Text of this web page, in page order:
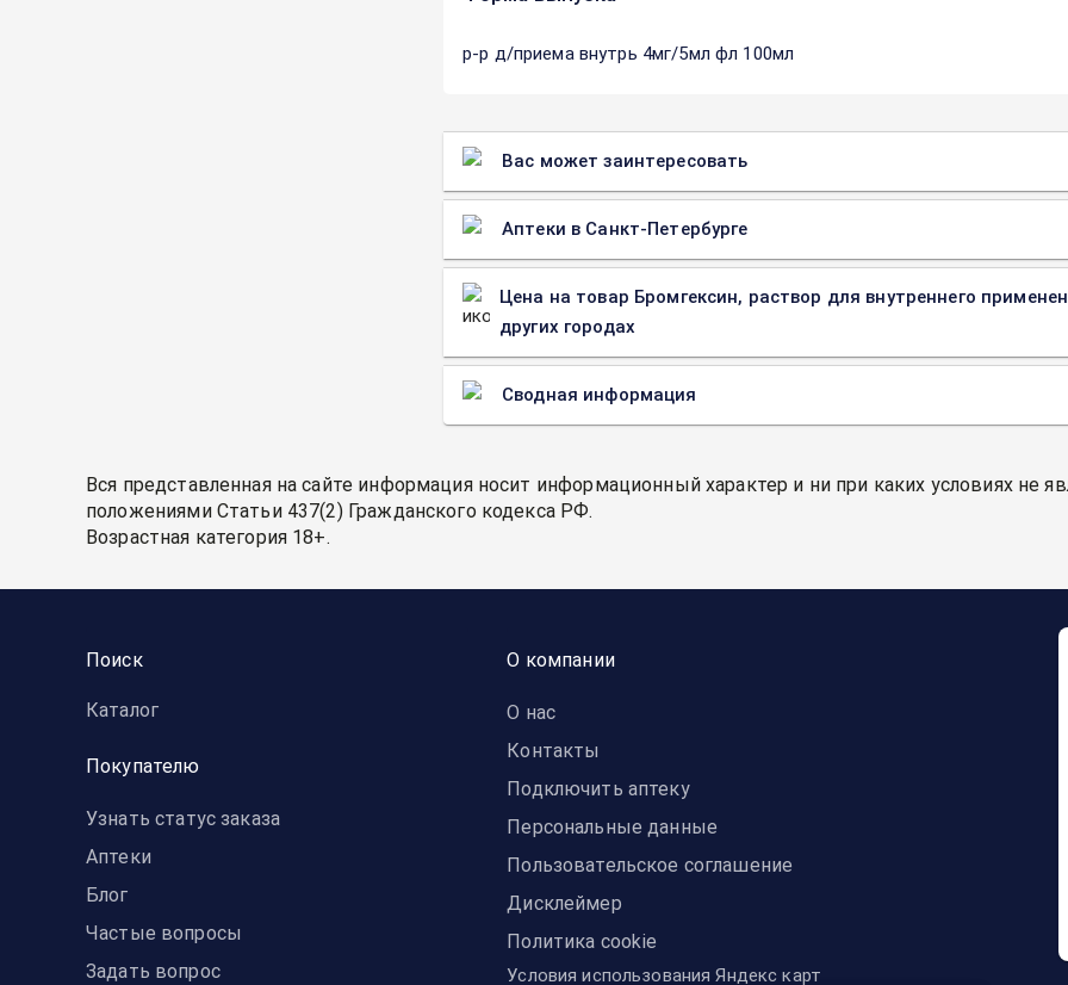
р-р д/приема внутрь 4мг/5мл фл 100мл
Вас может заинтересовать
Аптеки в Санкт-Петербурге
Цена на товар Бромгексин, раствор для внутреннего
других городах
Сводная информация
Вся представленная на сайте информация носит информационный характер и ни при каких условиях не
положениями Статьи 437(2) Гражданского кодекса РФ.
Возрастная категория 18+.
Поиск
Каталог
Покупателю
Узнать статус заказа
Аптеки
Блог
Частые вопросы
Задать вопрос
О компании
О нас
Контакты
Подключить аптеку
Персональные данные
Пользовательское соглашение
Дисклеймер
Политика cookie
Условия использования Яндекс карт